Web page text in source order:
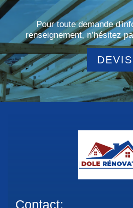
Pour toute demande
renseignement, n’hésitez
DEVIS
Contact: